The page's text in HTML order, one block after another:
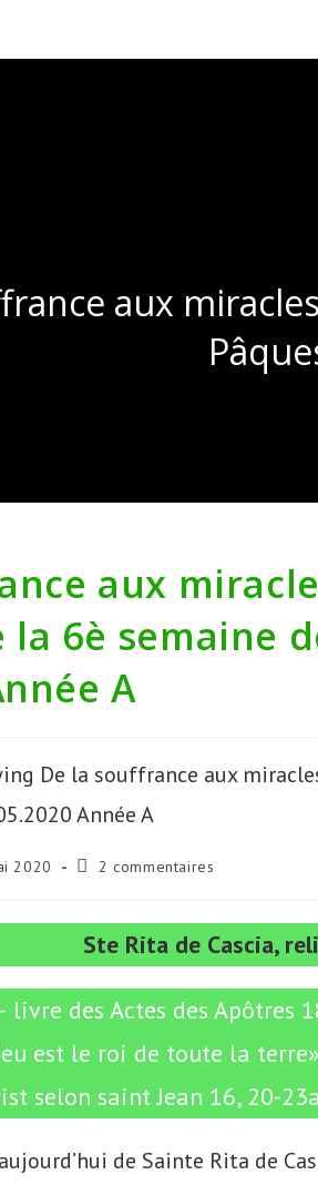
aux
aux
6è semaine
A
2020
Commentaires
publication :
2 commentaires
Ste Rita de Cascia,
livre des Actes des Apôtres
est le roi de toute la terre»
selon saint Jean 16, 20-
de Sainte Rita de